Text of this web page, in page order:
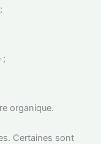
;
organique.
Certaines sont